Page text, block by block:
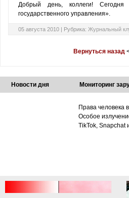
Добрый день, коллеги!
государственного управления».
05 августа 2010 | Рубрика: Журнальный
Вернуться назад
Новости дня Мониторинг
Права человека
Особое
TikTok, Snapchat